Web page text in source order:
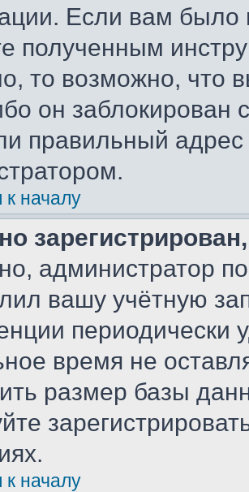
Если вам
полученным
то возможно, что
он
правильный адрес
к началу
администратор
вашу учётную
периодически
время не
размер базы
к началу